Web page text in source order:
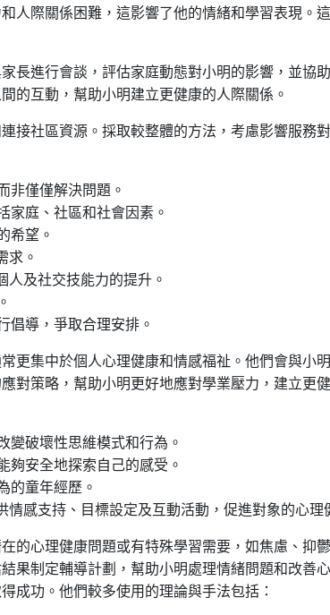
人際關係困難，這影響了他的情緒和學習表現。
長進行會談，評估家庭動態對小明的影響，並協
的互動，幫助小明建立更健康的人際關係。
接社區資源。採取較整體的方法，考慮影響服務
非僅僅解決問題。
家庭、社區和社會因素。
希望。
求。
及社交技能力的提升。
倡導，爭取合理安排。
更集中於個人心理健康和情感福祉。他們會與小
對策略，幫助小明更好地應對學業壓力，建立更
變破壞性思維模式和行為。
夠安全地探索自己的感受。
的童年經歷。
感支持、目標設定及互動活動，促進對象的心理
的心理健康問題或有特殊學習需要，如焦慮、抑
果制定輔導計劃，幫助小明處理情緒問題和改善
成功。他們較多使用的理論與手法包括：